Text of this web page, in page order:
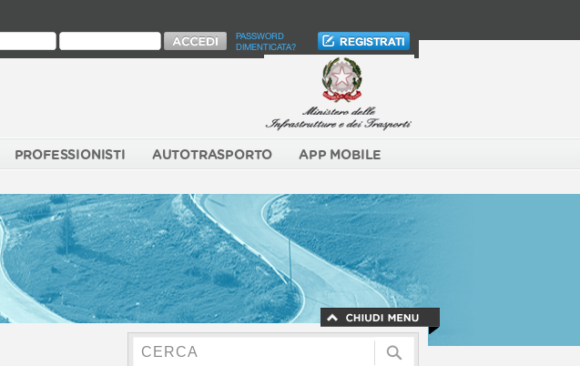
PASSWORD
DIMENTICATA?
PROFESSIONISTI AUTOTRASPORTO APP MOBILE